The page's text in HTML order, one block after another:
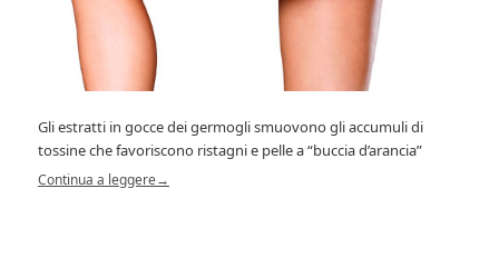
Gli estratti in gocce dei germogli smuovono gli accumuli di
tossine che favoriscono ristagni e pelle a “buccia d’arancia”
Continua a leggere→